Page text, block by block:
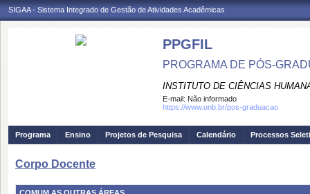
SIGAA - Sistema Integrado de Gestão de Atividades Acadêmicas
PPGFIL
PROGRAMA DE PÓS-
INSTITUTO DE CIÊNCIAS
E-mail: Não informado
https://www.unb.br/pos-graduacao
Programa Ensino Projetos de Pesquisa Calendário Processos
Corpo Docente